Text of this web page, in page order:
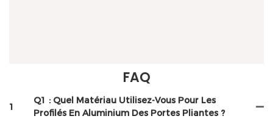
FAQ
1
Q1 : Quel Matériau Utilisez-Vous Pour Les
Profilés En Aluminium Des Portes Pliantes ?